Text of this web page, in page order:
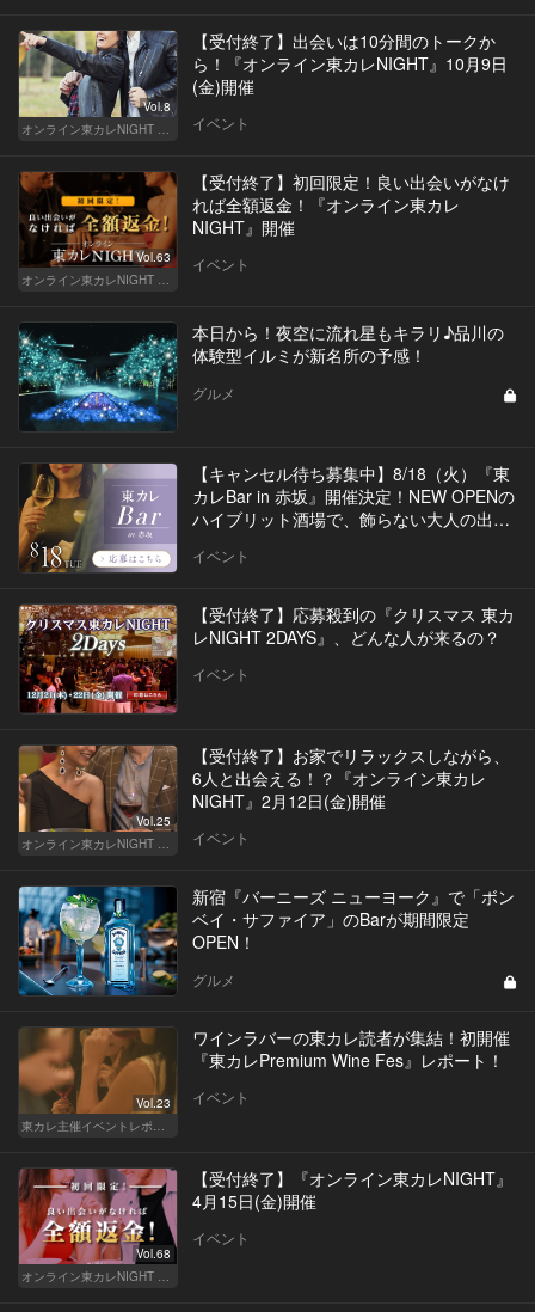
Vol.8
オンライン東カレNIGHT イベント募集
【受付終了】出会いは10分間のトークか
ら！『オンライン東カレNIGHT』10月9日
(金)開催
イベント
Vol.63
オンライン東カレNIGHT イベント募集
【受付終了】初回限定！良い出会いがなけ
れば全額返金！『オンライン東カレ
NIGHT』開催
イベント
本日から！夜空に流れ星もキラリ♪品川の
体験型イルミが新名所の予感！
グルメ
【キャンセル待ち募集中】8/18（火）『東
カレBar in 赤坂』開催決定！NEW OPENの
ハイブリット酒場で、飾らない大人の出会
イベント
【受付終了】応募殺到の『クリスマス 東カ
レNIGHT 2DAYS』、どんな人が来るの？
イベント
Vol.25
オンライン東カレNIGHT イベント募集
【受付終了】お家でリラックスしながら、
6人と出会える！？『オンライン東カレ
NIGHT』2月12日(金)開催
イベント
新宿『バーニーズ ニューヨーク』で「ボン
ベイ・サファイア」のBarが期間限定
OPEN！
グルメ
Vol.23
ワインラバーの東カレ読者が集結！初開催
『東カレPremium Wine Fes』レポート！
イベント
Vol.68
【受付終了】『オンライン東カレNIGHT』
4月15日(金)開催
イベント